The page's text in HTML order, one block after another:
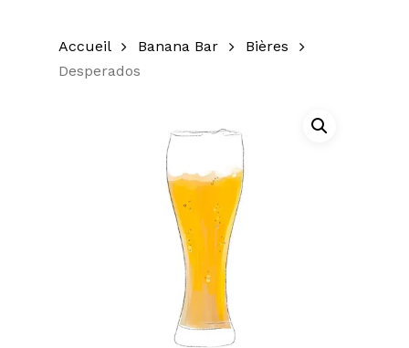
Accueil Banana Bar
Bières
Desperados